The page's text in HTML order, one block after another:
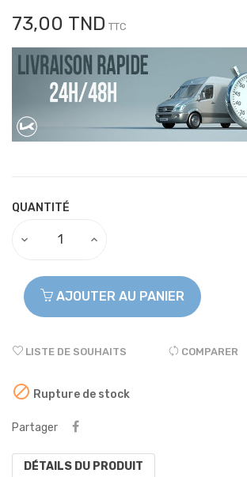
73,00 TND TTC
QUANTITÉ
AJOUTER AU PANIER
LISTE DE SOUHAITS COMPARER
 Rupture de stock
Partager
DÉTAILS DU PRODUIT